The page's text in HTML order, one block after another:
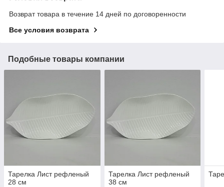
Возврат товара в течение 14 дней по договоренности
Все условия возврата
Подобные товары компании
Тарелка Лист рефленый
28 см
Тарелка Лист рефленый
38 см